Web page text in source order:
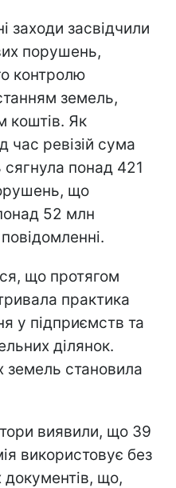
заходи засвідчили
порушень,
контролю
земель,
коштів. Як
час ревізій сума
понад 421
що
52 млн
що протягом
практика
у підприємств та
ділянок.
земель становила
виявили, що 39
використовує без
що,